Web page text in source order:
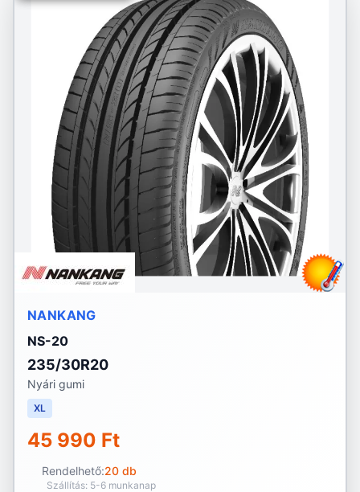
NANKANG
NS-20
235/30R20
Nyári gumi
XL
45 990 Ft
Rendelhető:20 db
Szállítás: 5-6 munkanap